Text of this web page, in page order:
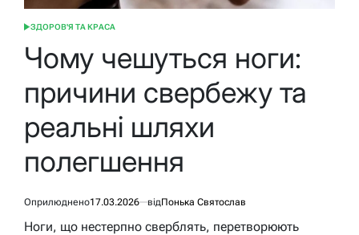
ОПУБЛІКУВАТИ
ЗДОРОВ'Я ТА КРАСА
Чому чешуться ноги:
причини свербежу та
реальні шляхи
полегшення
Оприлюднено17.03.2026 відПонька Святослав
Ноги, що нестерпно сверблять, перетворюють